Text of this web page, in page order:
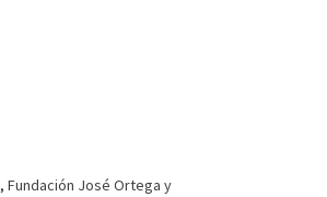
,Fundación José Ortega y